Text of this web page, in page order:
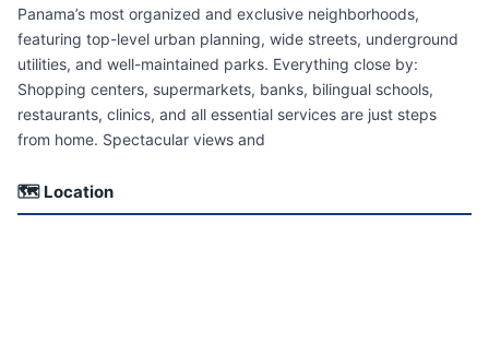
Panama’s most organized and exclusive neighborhoods,
featuring top-level urban planning, wide streets, underground
utilities, and well-maintained parks. Everything close by:
Shopping centers, supermarkets, banks, bilingual schools,
restaurants, clinics, and all essential services are just steps
from home. Spectacular views and
🗺 Location